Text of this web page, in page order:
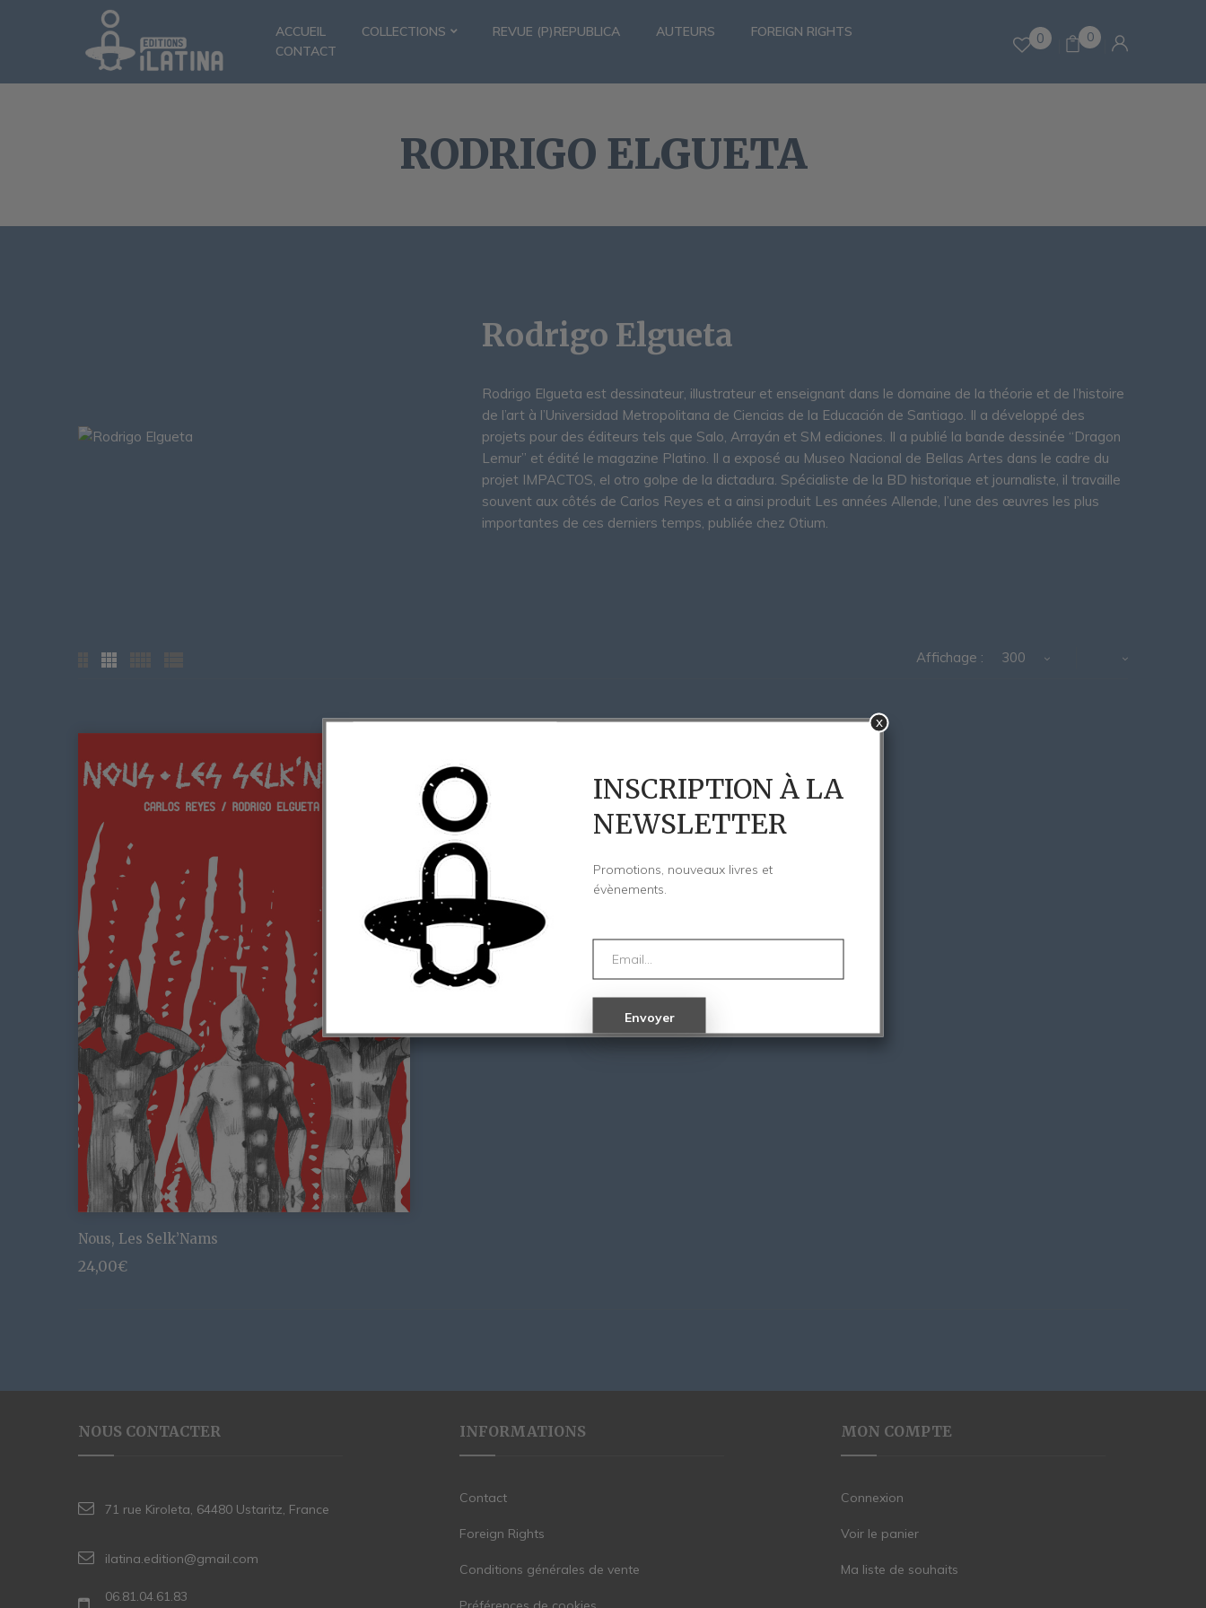
ACCUEIL COLLECTIONS REVUE (P)REPUBLICA AUTEURS
FOREIGN RIGHTS
CONTACT
0 0
RODRIGO ELGUETA
Rodrigo Elgueta
Rodrigo Elgueta est dessinateur, illustrateur et enseignant dans le domaine de la théorie et de l’histoire
de l’art à l’Universidad Metropolitana de Ciencias de la Educación de Santiago. Il a développé des
projets pour des éditeurs tels que Salo, Arrayán et SM ediciones. Il a publié la bande dessinée “Dragon
Lemur” et édité le magazine Platino. Il a exposé au Museo Nacional de Bellas Artes dans le cadre du
projet IMPACTOS, el otro golpe de la dictadura. Spécialiste de la BD historique et journaliste, il travaille
souvent aux côtés de Carlos Reyes et a ainsi produit Les années Allende, l’une des œuvres les plus
importantes de ces derniers temps, publiée chez Otium.
Affichage : 300
Nous, Les Selk’Nams
24,00€
NOUS CONTACTER
71 rue Kiroleta, 64480 Ustaritz, France
ilatina.edition@gmail.com
06.81.04.61.83
INFORMATIONS
Contact
Foreign Rights
Conditions générales de vente
MON COMPTE
Connexion
Voir le panier
Ma liste de souhaits
x
INSCRIPTION À LA
NEWSLETTER
Promotions, nouveaux livres et
évènements.